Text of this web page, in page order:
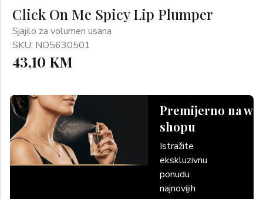
Click On Me Spicy Lip Plumper
Sjajilo za volumen usana
SKU: NO5630501
43,10 KM
Premijerno na
shopu
Istražite
ekskluzivnu
ponudu
najnovijih